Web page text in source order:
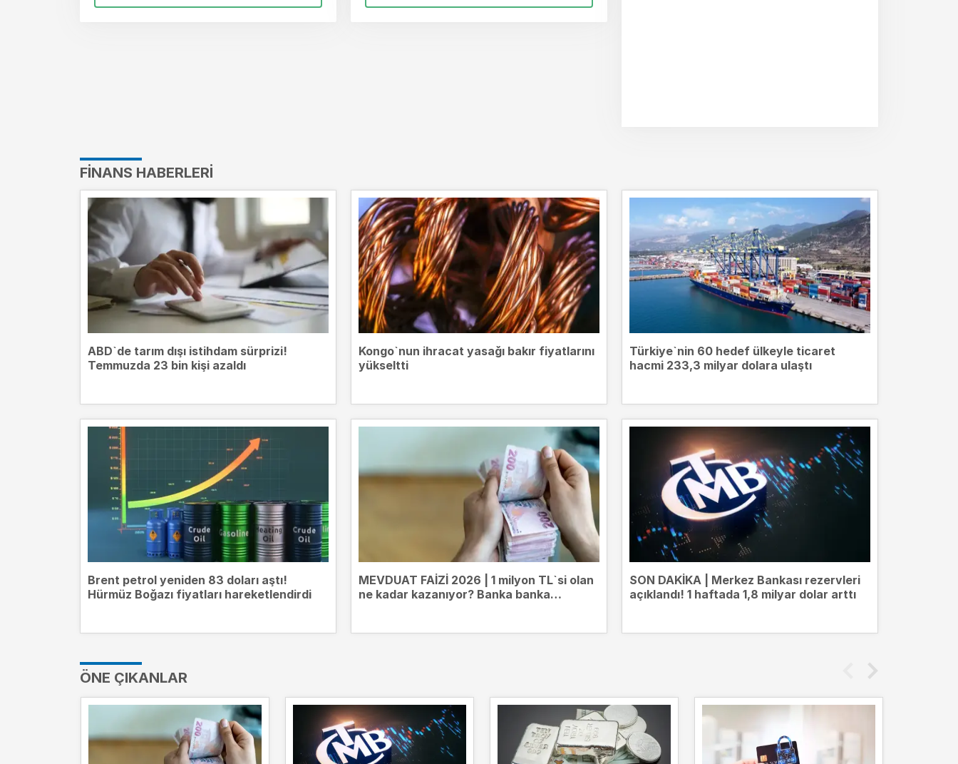
FINANS HABERLERI
ABD`de tarım dışı istihdam sürprizi!
Temmuzda 23 bin kişi azaldı
Kongo`nun ihracat yasağı bakır fiyatlarını
yükseltti
Türkiye`nin 60 hedef ülkeyle ticaret
hacmi 233,3 milyar dolara ulaştı
Brent petrol yeniden 83 doları aştı!
Hürmüz Boğazı fiyatları hareketlendirdi
MEVDUAT FAİZİ 2026 | 1 milyon TL`si olan
ne kadar kazanıyor? Banka banka
SON DAKİKA | Merkez Bankası rezervleri
açıklandı! 1 haftada 1,8 milyar dolar arttı
ÖNE ÇIKANLAR